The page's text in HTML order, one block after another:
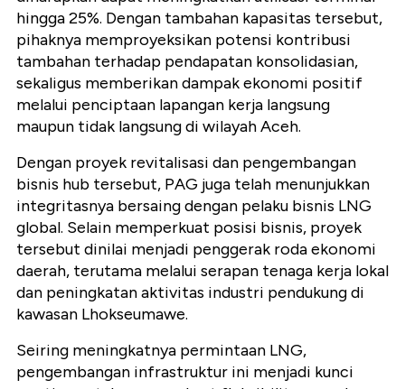
hingga 25%. Dengan tambahan kapasitas tersebut,
pihaknya memproyeksikan potensi kontribusi
tambahan terhadap pendapatan konsolidasian,
sekaligus memberikan dampak ekonomi positif
melalui penciptaan lapangan kerja langsung
maupun tidak langsung di wilayah Aceh.
Dengan proyek revitalisasi dan pengembangan
bisnis hub tersebut, PAG juga telah menunjukkan
integritasnya bersaing dengan pelaku bisnis LNG
global. Selain memperkuat posisi bisnis, proyek
tersebut dinilai menjadi penggerak roda ekonomi
daerah, terutama melalui serapan tenaga kerja lokal
dan peningkatan aktivitas industri pendukung di
kawasan Lhokseumawe.
Seiring meningkatnya permintaan LNG,
pengembangan infrastruktur ini menjadi kunci